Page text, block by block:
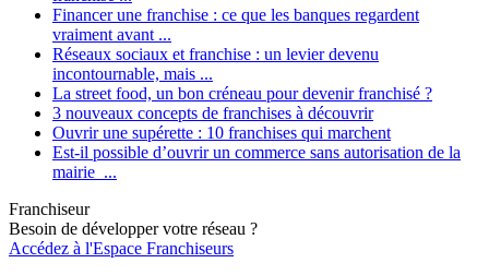
Financer une franchise : ce que les banques regardent
vraiment avant ...
Réseaux sociaux et franchise : un levier devenu
incontournable, mais ...
La street food, un bon créneau pour devenir franchisé ?
3 nouveaux concepts de franchises à découvrir
Ouvrir une supérette : 10 franchises qui marchent
Est-il possible d’ouvrir un commerce sans autorisation de la
mairie ...
Franchiseur
Besoin de développer votre réseau ?
Accédez à l'Espace Franchiseurs